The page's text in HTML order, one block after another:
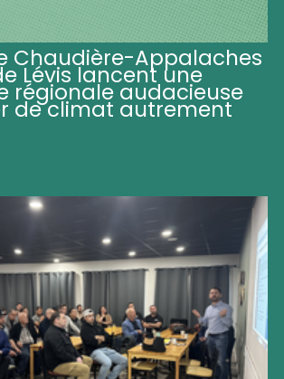
Chaudière-Appalaches
Lévis lancent une
régionale audacieuse
de climat autrement